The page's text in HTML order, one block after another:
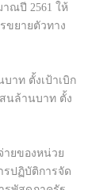
าณปี 2561 ให้
ขยายตัวทาง
าท ตั้งเป้าเบิก
นล้านบาท ตั้ง
ายของหน่วย
รปฏิบัติการจัด